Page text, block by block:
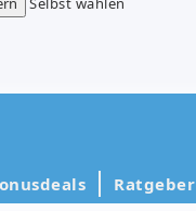
Ratgeber